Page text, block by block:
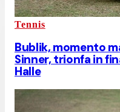
Tennis
Bublik, momento
Sinner, trionfa in
Halle